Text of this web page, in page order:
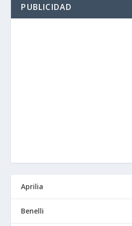
PUBLICIDAD
Aprilia
Benelli